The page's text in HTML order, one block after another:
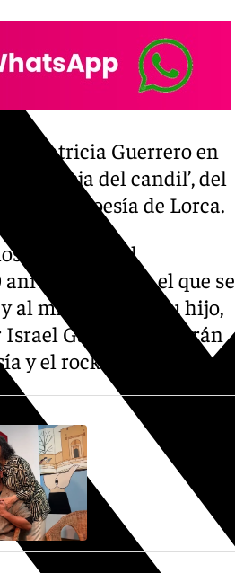
Patricia Guerrero en
vieja del candil’, del
con la poesía de Lorca.
Jardines del
con el que se
al mítico disco. Su hijo,
Israel Galván brindarán
y el rock.